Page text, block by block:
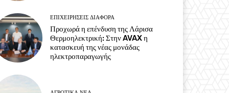
ΕΠΙΧΕΙΡΉΣΕΙΣ ΔΙΆΦΟΡΑ
Προχωρά η επένδυση της Λάρισα
Θερμοηλεκτρική: Στην AVAX η
κατασκευή της νέας μονάδας
ηλεκτροπαραγωγής